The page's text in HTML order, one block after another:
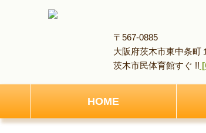
〒567-0885
大阪府茨木市東中条町
茨木市民体育館すぐ !!
HOME